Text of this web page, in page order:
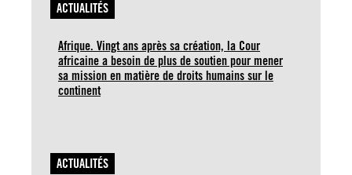
ACTUALITÉS
Afrique. Vingt ans après sa création, la Cour
africaine a besoin de plus de soutien pour mener
sa mission en matière de droits humains sur le
continent
ACTUALITÉS